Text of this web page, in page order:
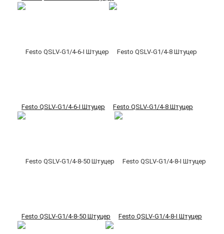
Festo QSLV-G1/4-6-I Штуцер Festo QSLV-G1/4-8 Штуцер
Festo QSLV-G1/4-8-50 Штуцер Festo QSLV-G1/4-8-I Штуцер